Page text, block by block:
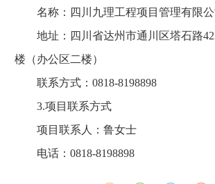
名称：四川九理工程项目管理有限公
地址：四川省达州市通川区塔石路
楼（办公区二楼）
联系方式：0818-8198898
3.项目联系方式
项目联系人：鲁女士
电话：0818-8198898